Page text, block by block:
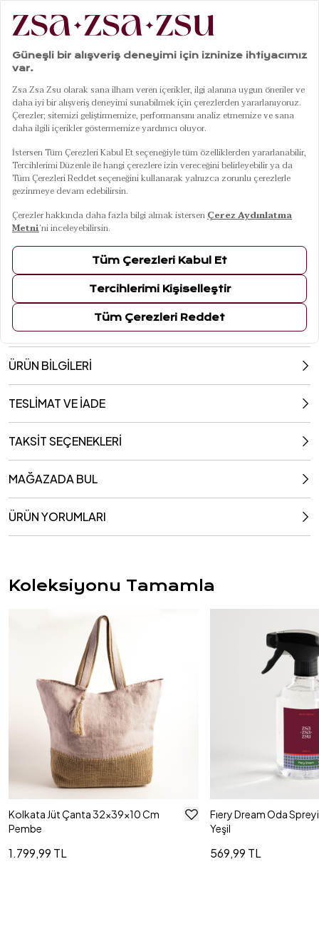
Anasayfa|Giyim| Alt Giyim|Şort Tavas %100 Pamuk Şort Small-medıum Beden Yeşil
Tavas %100 Pamuk Şort Small-medıum
Beden Yeşil
Renk
ÜRÜN BİLGİLERİ
TESLİMAT VE İADE
TAKSİT SEÇENEKLERİ
MAĞAZADA BUL
ÜRÜN YORUMLARI
Koleksiyonu Tamamla
Kolkata Jüt Çanta 32x39x10 Cm
Pembe
1.799,99 TL
Fıery Dream Oda
Yeşil
569,99 TL